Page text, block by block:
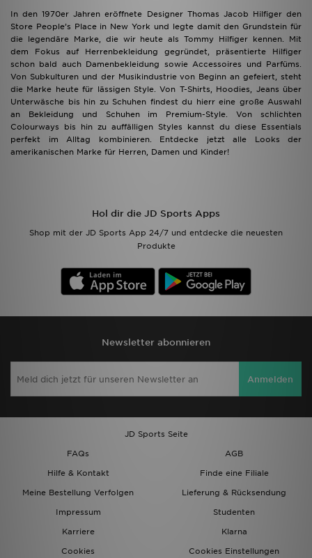
In den 1970er Jahren eröffnete Designer Thomas Jacob Hilfiger den
Store People’s Place in New York und legte damit den Grundstein für
die legendäre Marke, die wir heute als Tommy Hilfiger kennen. Mit
dem Fokus auf Herrenbekleidung gegründet, präsentierte Hilfiger
schon bald auch Damenbekleidung sowie Accessoires und Parfüms.
Von Subkulturen und der Musikindustrie von Beginn an gefeiert, steht
die Marke heute für lässigen Style. Von T-Shirts, Hoodies, Jeans über
Unterwäsche bis hin zu Schuhen findest du hierr eine große Auswahl
an Bekleidung und Schuhen im Premium-Style. Von schlichten
Colourways bis hin zu auffälligen Styles kannst du diese Essentials
perfekt im Alltag kombinieren. Entdecke jetzt alle Looks der
amerikanischen Marke für Herren, Damen und Kinder!
Hol dir die JD Sports Apps
Shop mit der JD Sports App 24/7 und entdecke die neuesten
Produkte
Newsletter abonnieren
Anmelden
JD Sports Seite
FAQs
AGB
Hilfe & Kontakt
Finde eine Filiale
Meine Bestellung Verfolgen
Lieferung & Rücksendung
Impressum
Studenten
Karriere
Klarna
Cookies
Cookies Einstellungen